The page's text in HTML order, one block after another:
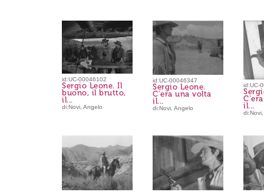
id:UC-00046102
Sergio Leone. Il
buono, il brutto,
il...
di:Novi, Angelo
id:UC-00046347
Sergio Leone.
C'era una volta
il...
di:Novi, Angelo
id:UC-
il...